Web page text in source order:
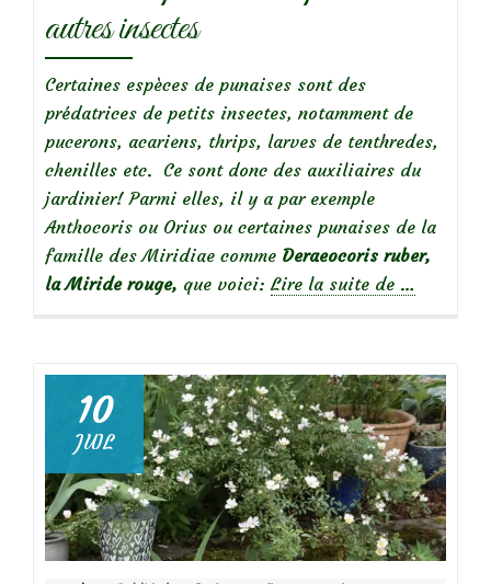
autres insectes
Certaines espèces de punaises sont des
prédatrices de petits insectes, notamment de
pucerons, acariens, thrips, larves de tenthredes,
chenilles etc. Ce sont donc des auxiliaires du
jardinier! Parmi elles, il y a par exemple
Anthocoris ou Orius ou certaines punaises de la
famille des Miridiae comme Deraeocoris ruber,
la Miride rouge, que voici: Lire la suite de
de
pucerons
et
autres
insectes
…
10
JUIL